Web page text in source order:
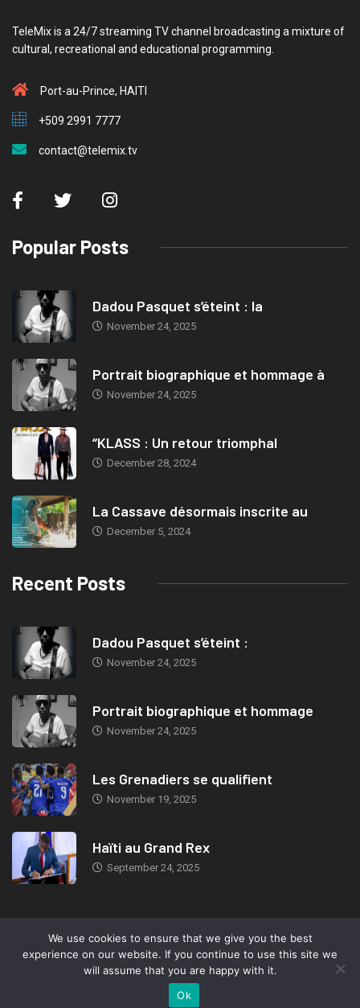
TeleMix is a 24/7 streaming TV channel broadcasting a mixture of
cultural, recreational and educational programming.
Port-au-Prince, HAITI
+509 2991 7777
contact@telemix.tv
Popular Posts
Dadou Pasquet s’éteint : la
November 24, 2025
Portrait biographique et hommage à
November 24, 2025
“KLASS : Un retour triomphal
December 28, 2024
La Cassave désormais inscrite au
December 5, 2024
Recent Posts
Dadou Pasquet s’éteint :
November 24, 2025
Portrait biographique et hommage
November 24, 2025
Les Grenadiers se qualifient
November 19, 2025
Haïti au Grand Rex
September 24, 2025
© 2019, TeleMIX Haiti- All rights reserved. Webdesign: Marc-Eden
Jeudy.
We use cookies to ensure that we give you the best
experience on our website. If you continue to use this site we
will assume that you are happy with it.
Ok